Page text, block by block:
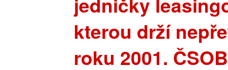
kterou drží
roku 2001.